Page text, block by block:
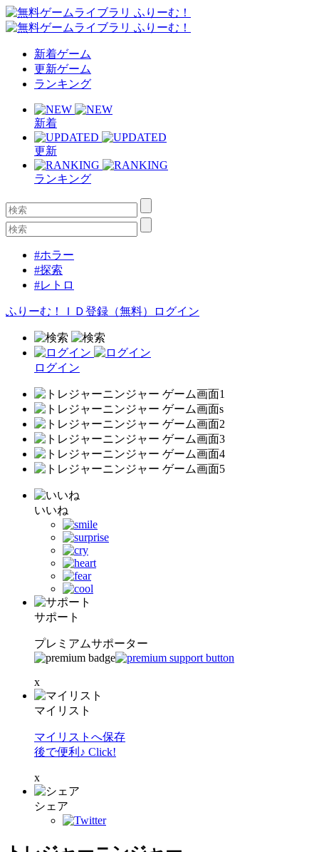
新着ゲーム
更新ゲーム
ランキング
新着
更新
ランキング
#ホラー
#探索
#レトロ
ふりーむ！ＩＤ登録（無料） ログイン
ログイン
いいね
サポート
プレミアムサポーター
x
マイリスト
マイリストへ保存
後で便利♪ Click!
x
シェア